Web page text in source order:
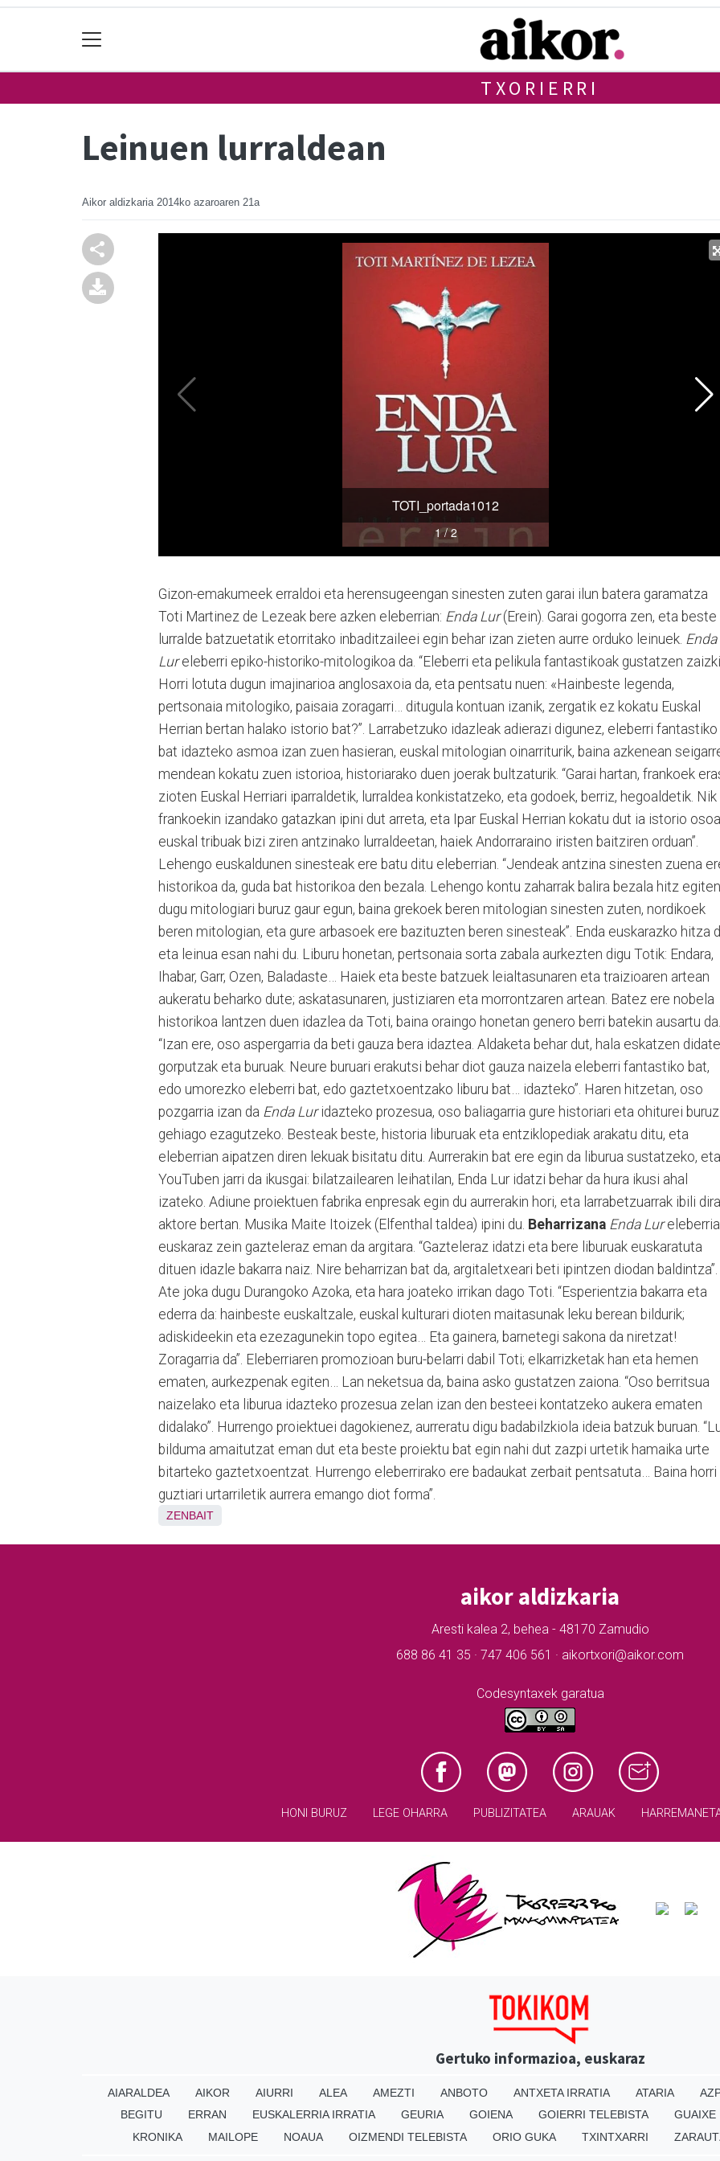
TXORIERRI
Leinuen lurraldean
Aikor aldizkaria 2014ko azaroaren 21a
Gizon-emakumeek erraldoi eta herensugeengan sinesten zuten garai ilun batera garamatza
Toti Martinez de Lezeak bere azken eleberrian: Enda Lur(Erein). Garai gogorra zen, eta beste
lurralde batzuetatik etorritako inbaditzaileei egin behar izan zieten aurre orduko leinuek. Enda
Lureleberri epiko-historiko-mitologikoa da. “Eleberri eta pelikula fantastikoak gustatzen
Horri lotuta dugun imajinarioa anglosaxoia da, eta pentsatu nuen: «Hainbeste legenda,
pertsonaia mitologiko, paisaia zoragarri… ditugula kontuan izanik, zergatik ez kokatu Euskal
Herrian bertan halako istorio bat?”. Larrabetzuko idazleak adierazi digunez, eleberri fantastiko
bat idazteko asmoa izan zuen hasieran, euskal mitologian oinarriturik, baina azkenean
mendean kokatu zuen istorioa, historiarako duen joerak bultzaturik. “Garai hartan, frankoek
zioten Euskal Herriari iparraldetik, lurraldea konkistatzeko, eta godoek, berriz, hegoaldetik. Nik
frankoekin izandako gatazkan ipini dut arreta, eta Ipar Euskal Herrian kokatu dut ia istorio
euskal tribuak bizi ziren antzinako lurraldeetan, haiek Andorraraino iristen baitziren orduan”.
Lehengo euskaldunen sinesteak ere batu ditu eleberrian. “Jendeak antzina sinesten zuena
historikoa da, guda bat historikoa den bezala. Lehengo kontu zaharrak balira bezala hitz egiten
dugu mitologiari buruz gaur egun, baina grekoek beren mitologian sinesten zuten, nordikoek
beren mitologian, eta gure arbasoek ere bazituzten beren sinesteak”. Enda euskarazko hitza
eta leinua esan nahi du. Liburu honetan, pertsonaia sorta zabala aurkezten digu Totik: Endara,
Ihabar, Garr, Ozen, Baladaste… Haiek eta beste batzuek leialtasunaren eta traizioaren artean
aukeratu beharko dute; askatasunaren, justiziaren eta morrontzaren artean. Batez ere nobela
historikoa lantzen duen idazlea da Toti, baina oraingo honetan genero berri batekin ausartu da.
“Izan ere, oso aspergarria da beti gauza bera idaztea. Aldaketa behar dut, hala eskatzen didate
gorputzak eta buruak. Neure buruari erakutsi behar diot gauza naizela eleberri fantastiko bat,
edo umorezko eleberri bat, edo gaztetxoentzako liburu bat… idazteko”. Haren hitzetan, oso
pozgarria izan da Enda Luridazteko prozesua, oso baliagarria gure historiari eta ohiturei buruz
gehiago ezagutzeko. Besteak beste, historia liburuak eta entziklopediak arakatu ditu, eta
eleberrian aipatzen diren lekuak bisitatu ditu. Aurrerakin bat ere egin da liburua sustatzeko, eta
YouTuben jarri da ikusgai: bilatzailearen leihatilan, Enda Lur idatzi behar da hura ikusi ahal
izateko. Adiune proiektuen fabrika enpresak egin du aurrerakin hori, eta larrabetzuarrak ibili dira
aktore bertan. Musika Maite Itoizek (Elfenthal taldea) ipini du. Beharrizana Enda Lureleberria
euskaraz zein gazteleraz eman da argitara. “Gazteleraz idatzi eta bere liburuak euskaratuta
dituen idazle bakarra naiz. Nire beharrizan bat da, argitaletxeari beti ipintzen diodan baldintza”.
Ate joka dugu Durangoko Azoka, eta hara joateko irrikan dago Toti. “Esperientzia bakarra eta
ederra da: hainbeste euskaltzale, euskal kulturari dioten maitasunak leku berean bildurik;
adiskideekin eta ezezagunekin topo egitea… Eta gainera, barnetegi sakona da niretzat!
Zoragarria da”. Eleberriaren promozioan buru-belarri dabil Toti; elkarrizketak han eta hemen
ematen, aurkezpenak egiten… Lan neketsua da, baina asko gustatzen zaiona. “Oso berritsua
naizelako eta liburua idazteko prozesua zelan izan den besteei kontatzeko aukera ematen
didalako”. Hurrengo proiektuei dagokienez, aurreratu digu badabilzkiola ideia batzuk buruan.
bilduma amaitutzat eman dut eta beste proiektu bat egin nahi dut zazpi urtetik hamaika urte
bitarteko gaztetxoentzat. Hurrengo eleberrirako ere badaukat zerbait pentsatuta… Baina horri
guztiari urtarriletik aurrera emango diot forma”.
ZENBAIT
aikor aldizkaria
Aresti kalea 2, behea - 48170 Zamudio
688 86 41 35 · 747 406 561 · aikortxori@aikor.com
Codesyntaxek garatua
HONI BURUZ LEGE OHARRA PUBLIZITATEA ARAUAK
Gertuko informazioa, euskaraz
AIARALDEA AIKOR AIURRI ALEA AMEZTI ANBOTO ANTXETA IRRATIA ATARIA
BEGITU
ERRAN EUSKALERRIA IRRATIA GEURIA GOIENA GOIERRI TELEBISTA GUAIXE
KRONIKA
MAILOPE NOAUA OIZMENDI TELEBISTA ORIO GUKA TXINTXARRI